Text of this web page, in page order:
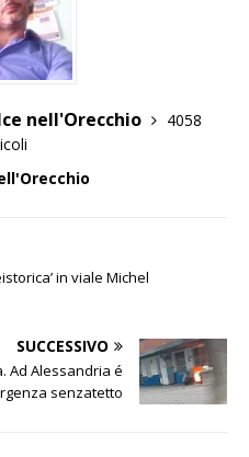
nell'Orecchio
4058
in viale Michel
SUCCESSIVO
Ad Alessandria é
senzatetto